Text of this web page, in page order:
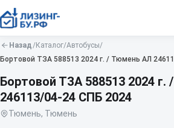
Назад/Каталог/Автобусы/
Бортовой ТЗА 588513 2024 г. / Тюмень АЛ
Бортовой ТЗА 588513 2024
246113/04-24 СПБ 2024
Тюмень, Тюмень